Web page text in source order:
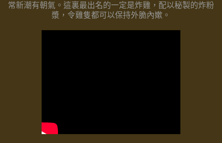
常新潮有朝氣。 這裏最出名的一定是炸雞，配以秘製的炸粉
漿， 令雞隻都可以保持外脆內嫰。